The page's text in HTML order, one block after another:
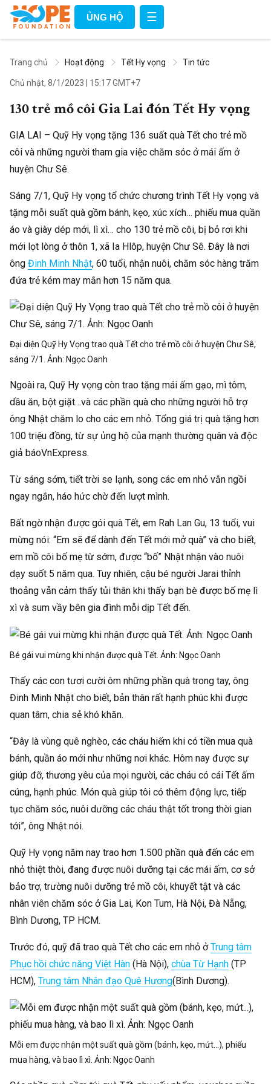
ỦNG HỘ ☰
Trang chủ Hoạt động Tết Hy vọng Tin tức
Chủ nhật, 8/1/2023 15:17 GMT+7
130 trẻ mồ côi Gia Lai đón Tết Hy vọng
GIA LAI – Quỹ Hy vọng tặng 136 suất quà Tết cho trẻ mồ
côi và những người tham gia việc chăm sóc ở mái ấm ở
huyện Chư Sê.
Sáng 7/1, Quỹ Hy vọng tổ chức chương trình Tết Hy vọng và
tặng mỗi suất quà gồm bánh, kẹo, xúc xích… phiếu mua quần
áo và giày dép mới, lì xì… cho 130 trẻ mồ côi, bị bỏ rơi khi
mới lọt lòng ở thôn 1, xã Ia Hlôp, huyện Chư Sê. Đây là nơi
ông Đinh Minh Nhật, 60 tuổi, nhận nuôi, chăm sóc hàng trăm
đứa trẻ kém may mắn hơn 15 năm qua.
Đại diện Quỹ Hy Vọng trao quà Tết cho trẻ mồ côi ở huyện Chư Sê,
sáng 7/1. Ảnh: Ngọc Oanh
Ngoài ra, Quỹ Hy vọng còn trao tặng mái ấm gạo, mì tôm,
dầu ăn, bột giặt…và các phần quà cho những người hỗ trợ
ông Nhật chăm lo cho các em nhỏ. Tổng giá trị quà tặng hơn
100 triệu đồng, từ sự ủng hộ của mạnh thường quân và độc
giả báoVnExpress.
Từ sáng sớm, tiết trời se lạnh, song các em nhỏ vẫn ngồi
ngay ngắn, háo hức chờ đến lượt mình.
Bất ngờ nhận được gói quà Tết, em Rah Lan Gu, 13 tuổi, vui
mừng nói: “Em sẽ để dành đến Tết mới mở quà” và cho biết,
em mồ côi bố mẹ từ sớm, được “bố” Nhật nhận vào nuôi
dạy suốt 5 năm qua. Tuy nhiên, cậu bé người Jarai thỉnh
thoảng vẫn cảm thấy tủi thân khi thấy bạn bè được bố mẹ lì
xì và sum vầy bên gia đình mỗi dịp Tết đến.
Bé gái vui mừng khi nhận được quà Tết. Ảnh: Ngọc Oanh
Thấy các con tươi cười ôm những phần quà trong tay, ông
Đinh Minh Nhật cho biết, bản thân rất hạnh phúc khi được
quan tâm, chia sẻ khó khăn.
“Đây là vùng quê nghèo, các cháu hiếm khi có tiền mua quà
bánh, quần áo mới như những nơi khác. Hôm nay được sự
giúp đỡ, thương yêu của mọi người, các cháu có cái Tết ấm
cúng, hạnh phúc. Món quà giúp tôi có thêm động lực, tiếp
tục chăm sóc, nuôi dưỡng các cháu thật tốt trong thời gian
tới”, ông Nhật nói.
Quỹ Hy vọng năm nay trao hơn 1.500 phần quà đến các em
nhỏ thiệt thòi, đang được nuôi dưỡng tại các mái ấm, cơ sở
bảo trợ, trường nuôi dưỡng trẻ mồ côi, khuyết tật và các
nhân viên chăm sóc ở Gia Lai, Kon Tum, Hà Nội, Đà Nẵng,
Bình Dương, TP HCM.
Trước đó, quỹ đã trao quà Tết cho các em nhỏ ởTrung tâm
Phục hồi chức năng Việt Hàn (Hà Nội), chùa Từ Hạnh (TP
HCM), Trung tâm Nhân đạo Quê Hương(Bình Dương).
Mỗi em được nhận một suất quà gồm (bánh, kẹo, mứt…), phiếu
mua hàng, và bao lì xì. Ảnh: Ngọc Oanh